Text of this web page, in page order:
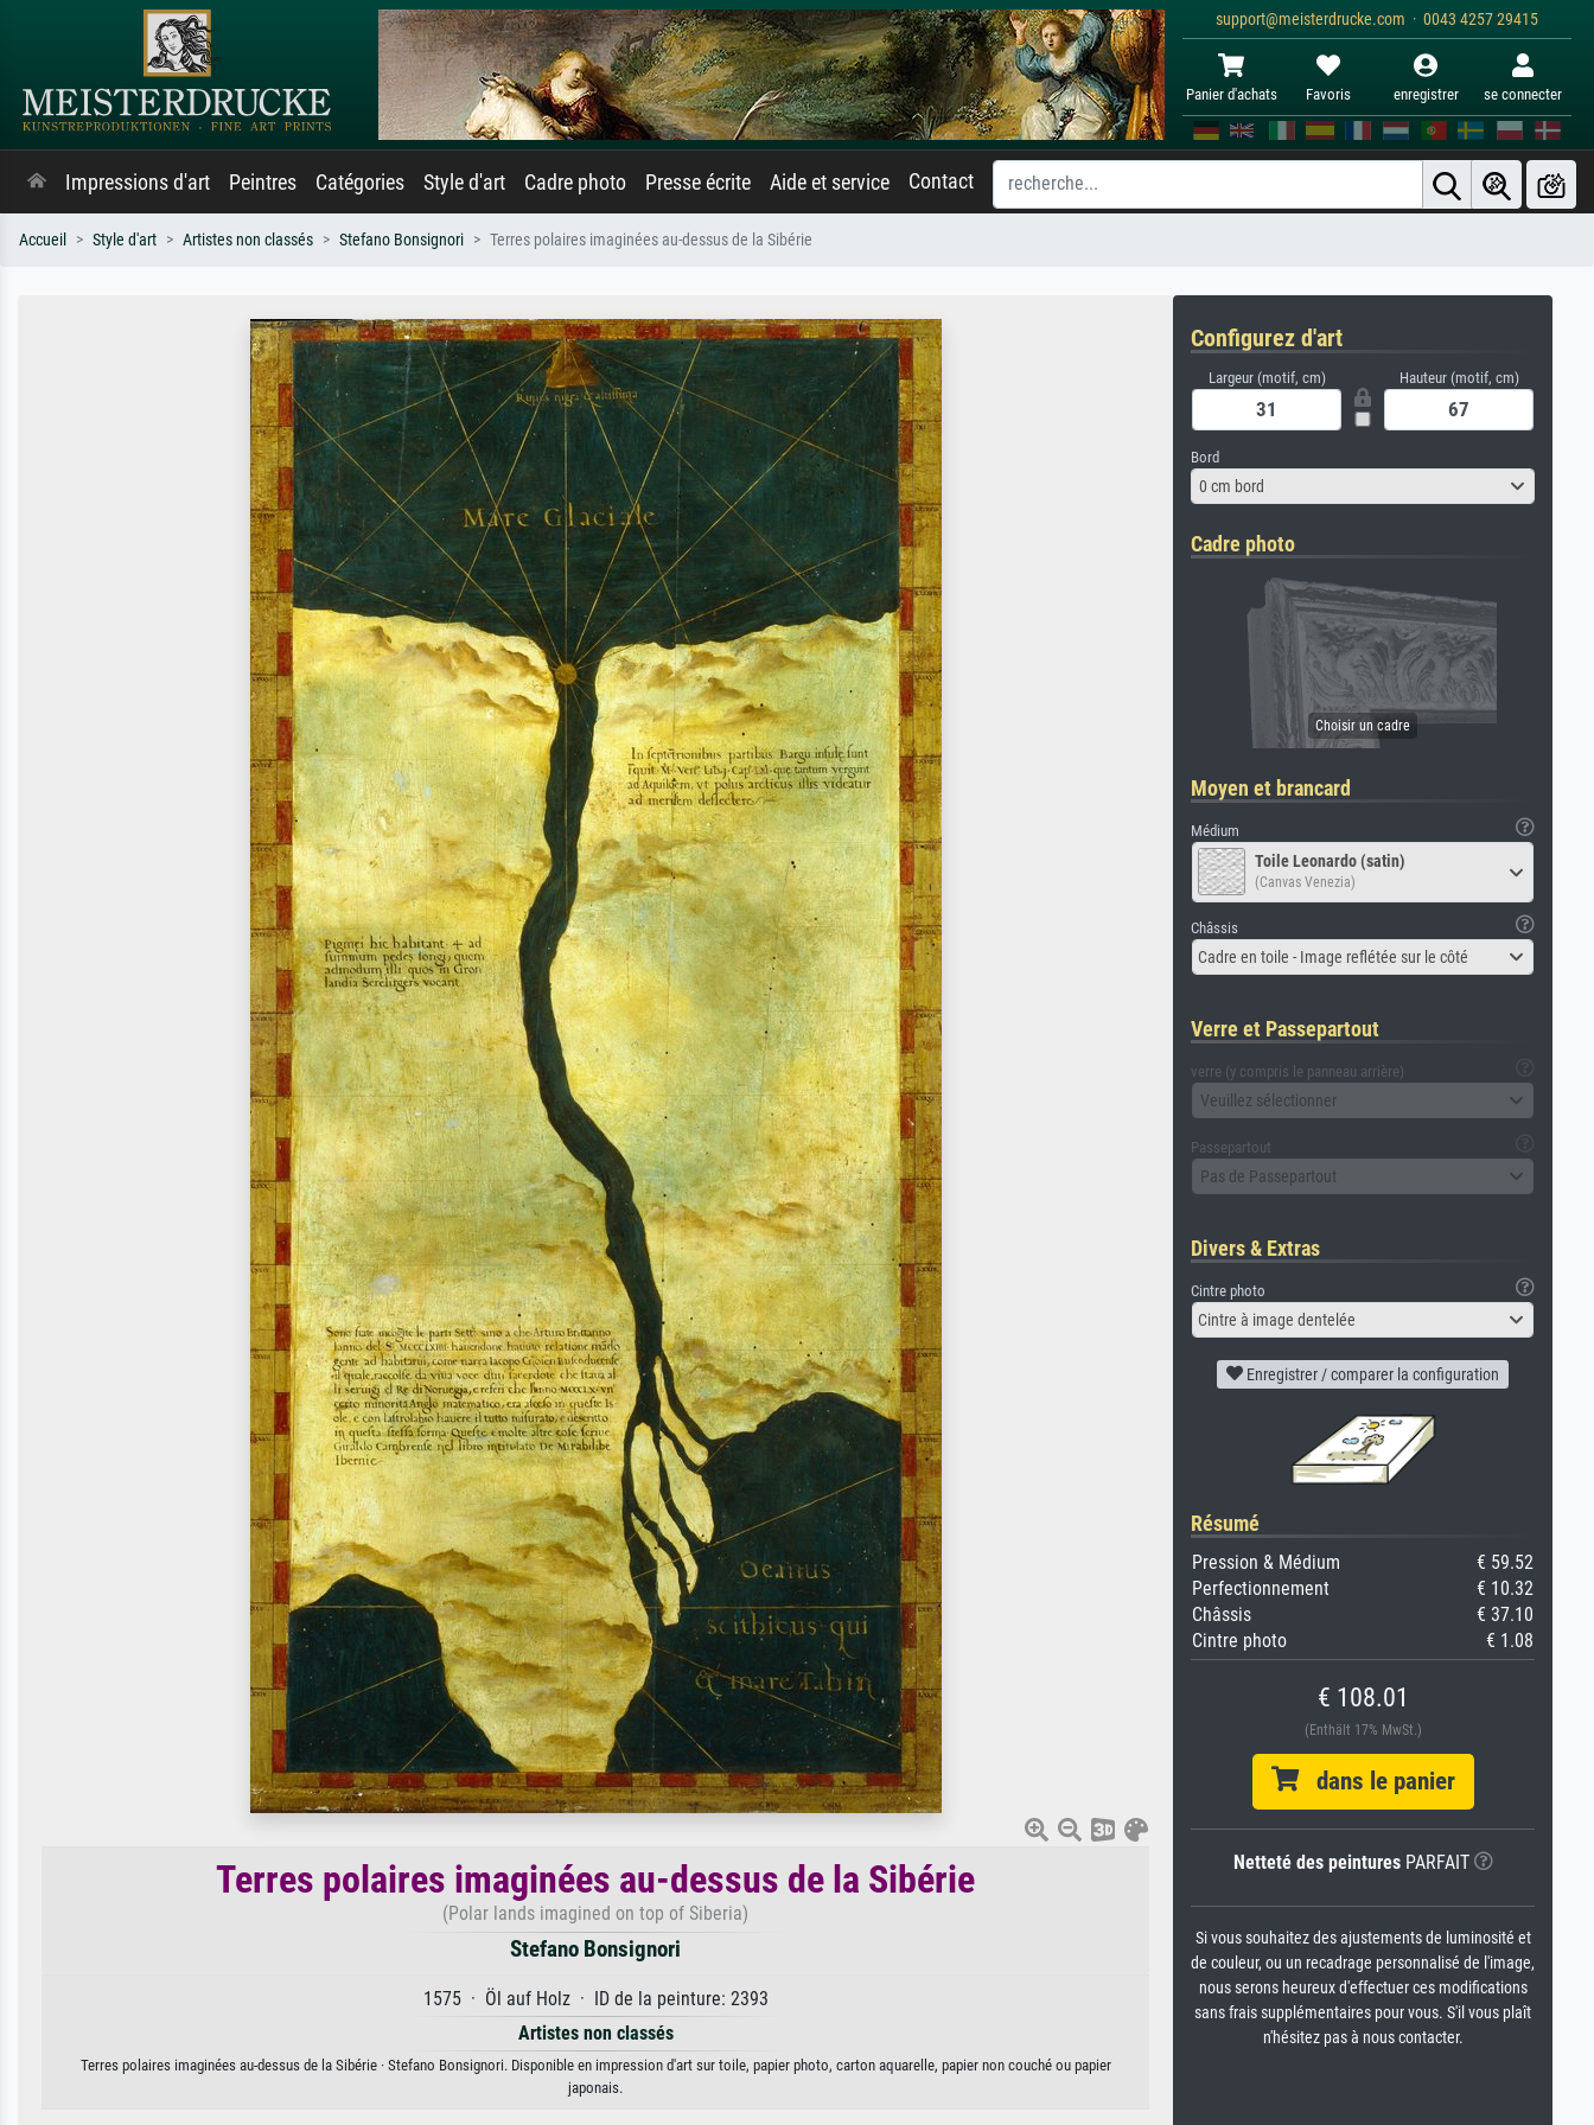
support@meisterdrucke.com · 0043 4257 29415
Panier d'achats Favoris enregistrer se connecter
Impressions d'art Peintres Catégories Style d'art Cadre photo Presse écrite Aide et service Contact
Accueil Style d'art Artistes non classés Stefano Bonsignori Terres polaires imaginées au-dessus de la Sibérie
Terres polaires imaginées au-dessus de la Sibérie
(Polar lands imagined on top of Siberia)
Stefano Bonsignori
1575 · Öl auf Holz · ID de la peinture: 2393
Artistes non classés
Terres polaires imaginées au-dessus de la Sibérie · Stefano Bonsignori. Disponible en impression d'art sur toile, papier photo, carton aquarelle, papier non couché ou papier
japonais.
Configurez d'art
Largeur (motif, cm) Hauteur (motif, cm)
Bord
0 cm bord
Cadre photo
Moyen et brancard
Médium
Toile Leonardo (satin)
(Canvas Venezia)
Châssis
Cadre en toile - Image reflétée sur le côté
Verre et Passepartout
verre (y compris le panneau arrière)
Veuillez sélectionner
Passepartout
Pas de Passepartout
Divers & Extras
Cintre photo
Cintre à image dentelée
Enregistrer / comparer la configuration
Résumé
Pression & Médium
€ 59.52
Perfectionnement
€ 10.32
Châssis
€ 37.10
Cintre photo
€ 1.08
€ 108.01
(Enthält 17% MwSt.)
dans le panier
Netteté des peinturesPARFAIT
Si vous souhaitez des ajustements de luminosité et
de couleur, ou un recadrage personnalisé de l'image,
nous serons heureux d'effectuer ces modifications
sans frais supplémentaires pour vous. S'il vous plaît
n'hésitez pas à nous contacter.